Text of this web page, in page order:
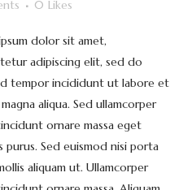
0 Likes
dolor sit amet,
adipiscing elit, sed do
tempor incididunt ut labore et
aliqua. Sed ullamcorper
ornare massa eget
purus. Sed euismod nisi porta
aliquam ut. Ullamcorper